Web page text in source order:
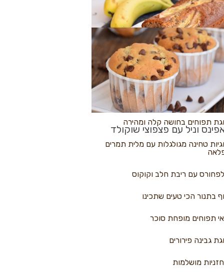
פיצה
בננות
וניל עם פצפוצי שוקולד
נקראים
תפוחים בחושה קלה ומהירה
טחינה מגולגלות עם מלית תמרים
עם ריבת חלב וקוקוס
בתנור הכי טעים שתכינו
תפוחים מופחת סוכר
גבינה פירורים
מושלמות